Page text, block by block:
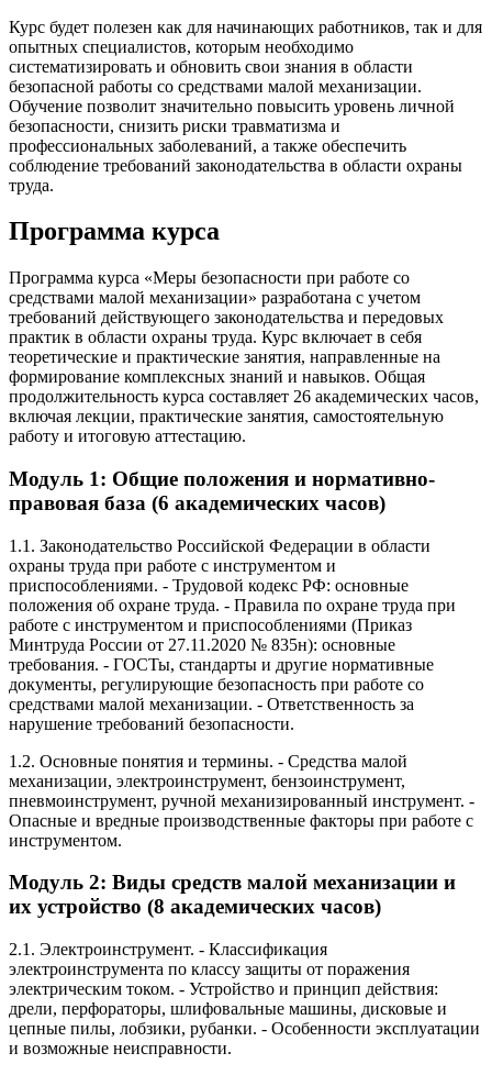
Курс будет полезен как для начинающих работников, так и для
опытных специалистов, которым необходимо
систематизировать и обновить свои знания в области
безопасной работы со средствами малой механизации.
Обучение позволит значительно повысить уровень личной
безопасности, снизить риски травматизма и
профессиональных заболеваний, а также обеспечить
соблюдение требований законодательства в области охраны
труда.
Программа курса
Программа курса «Меры безопасности при работе со
средствами малой механизации» разработана с учетом
требований действующего законодательства и передовых
практик в области охраны труда. Курс включает в себя
теоретические и практические занятия, направленные на
формирование комплексных знаний и навыков. Общая
продолжительность курса составляет 26 академических часов,
включая лекции, практические занятия, самостоятельную
работу и итоговую аттестацию.
Модуль 1: Общие положения и нормативно-
правовая база (6 академических часов)
1.1. Законодательство Российской Федерации в области
охраны труда при работе с инструментом и
приспособлениями. - Трудовой кодекс РФ: основные
положения об охране труда. - Правила по охране труда при
работе с инструментом и приспособлениями (Приказ
Минтруда России от 27.11.2020 № 835н): основные
требования. - ГОСТы, стандарты и другие нормативные
документы, регулирующие безопасность при работе со
средствами малой механизации. - Ответственность за
нарушение требований безопасности.
1.2. Основные понятия и термины. - Средства малой
механизации, электроинструмент, бензоинструмент,
пневмоинструмент, ручной механизированный инструмент. -
Опасные и вредные производственные факторы при работе с
инструментом.
Модуль 2: Виды средств малой механизации и
их устройство (8 академических часов)
2.1. Электроинструмент. - Классификация
электроинструмента по классу защиты от поражения
электрическим током. - Устройство и принцип действия:
дрели, перфораторы, шлифовальные машины, дисковые и
цепные пилы, лобзики, рубанки. - Особенности эксплуатации
и возможные неисправности.